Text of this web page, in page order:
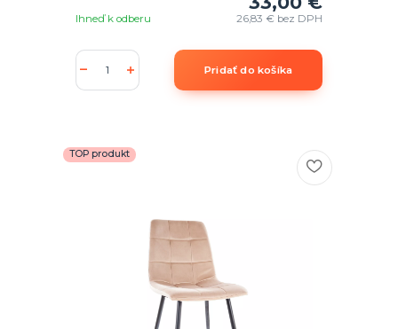
26,83 € bez DPH
Ihneď k odberu
Pridať do košíka
TOP produkt